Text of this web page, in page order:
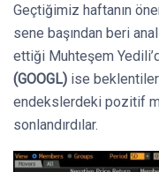
Geçtiğimiz haftanın
sene başından beri
ettiği Muhteşem
(GOOGL) ise
endekslerdeki pozitif
sonlandırdılar.